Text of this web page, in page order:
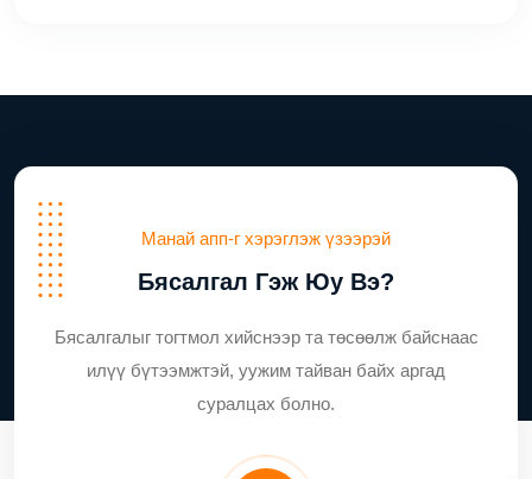
Манай апп-г хэрэглэж үзээрэй
Бясалгал Гэж Юу Вэ?
Бясалгалыг тогтмол хийснээр та төсөөлж байснаас
илүү бүтээмжтэй, уужим тайван байх аргад
суралцах болно.